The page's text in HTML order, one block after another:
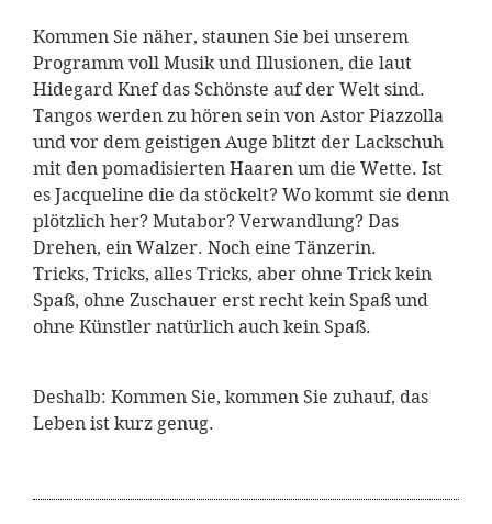
Kommen Sie näher, staunen Sie bei unserem
Programm voll Musik und Illusionen, die laut
Hidegard Knef das Schönste auf der Welt sind.
Tangos werden zu hören sein von Astor Piazzolla
und vor dem geistigen Auge blitzt der Lackschuh
mit den pomadisierten Haaren um die Wette. Ist
es Jacqueline die da stöckelt? Wo kommt sie denn
plötzlich her? Mutabor? Verwandlung? Das
Drehen, ein Walzer. Noch eine Tänzerin.
Tricks, Tricks, alles Tricks, aber ohne Trick kein
Spaß, ohne Zuschauer erst recht kein Spaß und
ohne Künstler natürlich auch kein Spaß.
Deshalb: Kommen Sie, kommen Sie zuhauf, das
Leben ist kurz genug.